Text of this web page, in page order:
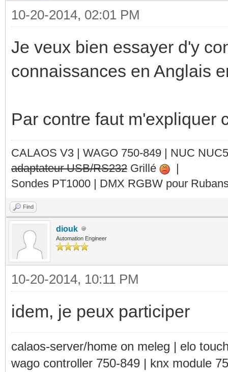
10-20-2014, 02:01 PM
Je veux bien essayer d'y
connaissances en Anglais
Par contre faut m'expliquer
CALAOS V3 | WAGO 750-849 | NUC
adaptateur USB/RS232 Grillé
|
Sondes PT1000 | DMX RGBW pour
Find
diouk
Automation Engineer
10-20-2014, 10:11 PM
idem, je peux participer
calaos-server/home on meleg | elo
wago controller 750-849 | knx module